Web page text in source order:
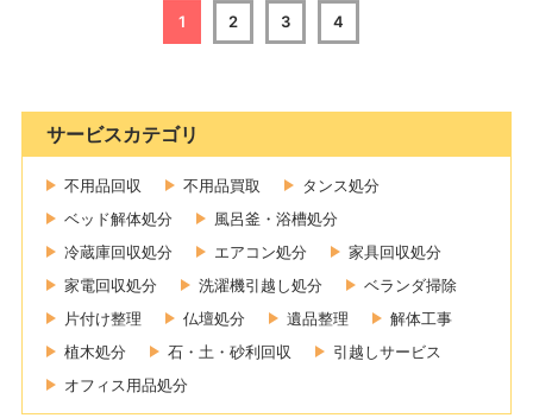
1 2 3 4
サービスカテゴリ
不用品回収 不用品買取
タンス処分
ベッド解体処分
風呂釜・浴槽処分
冷蔵庫回収処分
エアコン処分
家具回収処分
家電回収処分
洗濯機引越し処分
ベランダ掃除
片付け整理
仏壇処分 遺品整理
解体工事
植木処分
石・土・砂利回収
引越しサービス
オフィス用品処分